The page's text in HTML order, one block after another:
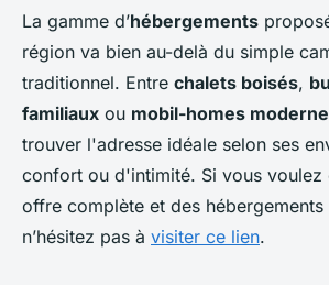
La gamme d’hébergements
région va bien au-delà du simple
traditionnel. Entre chalets boisés,
familiaux ou mobil-homes
trouver l'adresse idéale selon ses
confort ou d'intimité. Si vous voulez
offre complète et des hébergements
n’hésitez pas à visiter ce lien.